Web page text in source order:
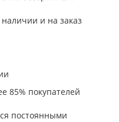
и на заказ
постоянными